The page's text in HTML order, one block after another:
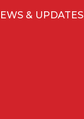
& UPDATES